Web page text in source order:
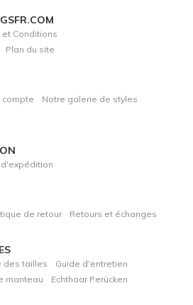
et Conditions
Plan du site
compte
Notre galerie de styles
d'expédition
de retour Retours et échanges
des tailles
Guide d'entretien
manteau Echthaar Perücken